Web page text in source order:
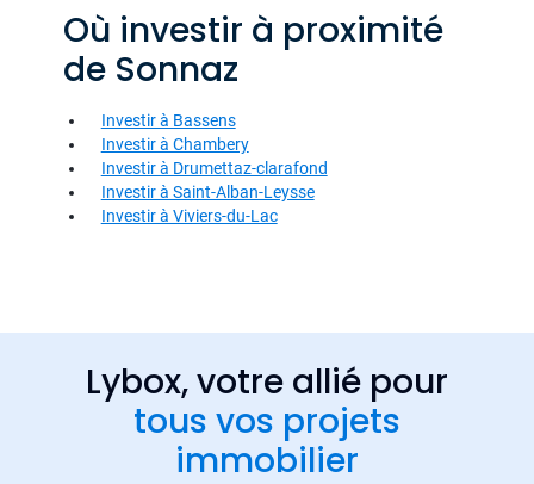
Où investir à proximité
de Sonnaz
Investir à Bassens
Investir à Chambery
Investir à Drumettaz-clarafond
Investir à Saint-Alban-Leysse
Investir à Viviers-du-Lac
Lybox, votre allié pour
tous vos projets
immobilier